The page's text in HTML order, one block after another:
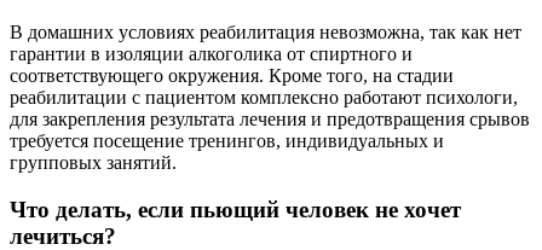
В домашних условиях реабилитация невозможна, так как нет
гарантии в изоляции алкоголика от спиртного и
соответствующего окружения. Кроме того, на стадии
реабилитации с пациентом комплексно работают психологи,
для закрепления результата лечения и предотвращения срывов
требуется посещение тренингов, индивидуальных и
групповых занятий.
Что делать, если пьющий человек не хочет
лечиться?